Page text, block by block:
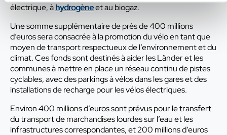
électrique, àhydrogèneet au biogaz.
Une somme supplémentaire de près de 400 millions
d’euros sera consacrée à la promotion du vélo en tant que
moyen de transport respectueux de l’environnement et du
climat. Ces fonds sont destinés à aider les Länder et les
communes à mettre en place un réseau continu de pistes
cyclables, avec des parkings à vélos dans les gares et des
installations de recharge pour les vélos électriques.
Environ 400 millions d’euros sont prévus pour le transfert
du transport de marchandises lourdes sur l’eau et les
infrastructures correspondantes, et 200 millions d’euros